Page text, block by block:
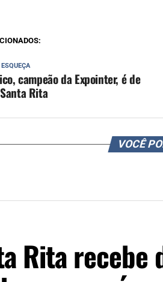
campeão da Expointer, é de
Rita
VOCÊ
Rita recebe